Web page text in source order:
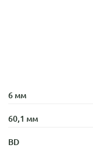
6 мм
60,1 мм
BD